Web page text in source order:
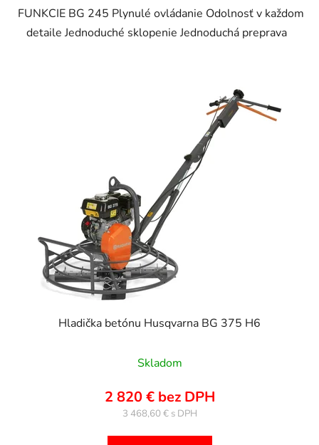
FUNKCIE BG 245 Plynulé ovládanie Odolnosť v každom
detaile Jednoduché sklopenie Jednoduchá preprava
Hladička betónu Husqvarna BG 375 H6
Skladom
2 820 € bez DPH
3 468,60 €